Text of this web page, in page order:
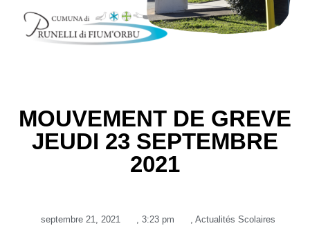
MOUVEMENT DE GREVE
JEUDI 23 SEPTEMBRE
2021
septembre 21, 2021 3:23 pm Actualités Scolaires